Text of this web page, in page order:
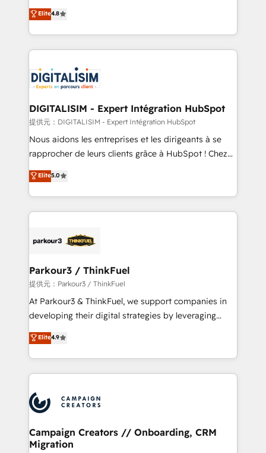
CRM, Solutions Architecture, Onboarding , Data
Migration, Custom Integration & Platform
team of 25+ experts Contact us today to help you
get more from your investment in HubSpot.
HubSpot CRM Partner offering you a roadmap on
maximizing EBITDA and achieving Commercial
Excellence. With our targeted processes, we
strengthen your digital transformation and minimize
Implementation partner, we provide expertise to
drive your business forward. Since 2015 we are fully
dedicated to HubSpot and with an experienced
team (50+), we work with reputable companies in
B2B sectors such as manufacturing, SaaS and
business services. We prepare a customized
impact of your digital transformation, including a
detailed financial rationale with a focus on ROI and
embark on a transformational journey that sets your
business up for long-term success. Unlock your
Elite4.8
DIGITALISIM - Expert Intégration HubSpot
提供元：DIGITALISIM - Expert Intégration HubSpot
Nous aidons les entreprises et les dirigeants à se
rapprocher de leurs clients grâce à HubSpot ! Chez
DIGITALISIM, nous avons l'intime conviction que la
réussite des entreprises passe par l’innovation web,
le marketing digital, et la relation client ! C'est
pourquoi, nos experts sont à la fois capables de
référencement, votre stratégie digitale et le pilotage
projet HubSpot avec DIGITALISIM : 🧽 Nettoyage,
migration et intégration des bases de données. 🚀
Développement des interfaces avec vos logiciels
métiers ⚙️ Configuration de la plateforme HubSpot
Book Process & Guidelines utilisateurs 🎓
Formations des utilisateurs
Elite5.0
Parkour3 / ThinkFuel
提供元：Parkour3 / ThinkFuel
At Parkour3 & ThinkFuel, we support companies in
developing their digital strategies by leveraging
technologies and automating their marketing and
sales processes to generate growth. Our offer spans
from Strategy to Operations. We specialize in CRM
onboarding and implementation, web design, sales
extensive experience working with tech companies
and manufacturers since 2002, we are committed to
empowering our clients and developing their
autonomy. Get to grips with HubSpot through
Elite4.9
Campaign Creators // Onboarding, CRM
Migration